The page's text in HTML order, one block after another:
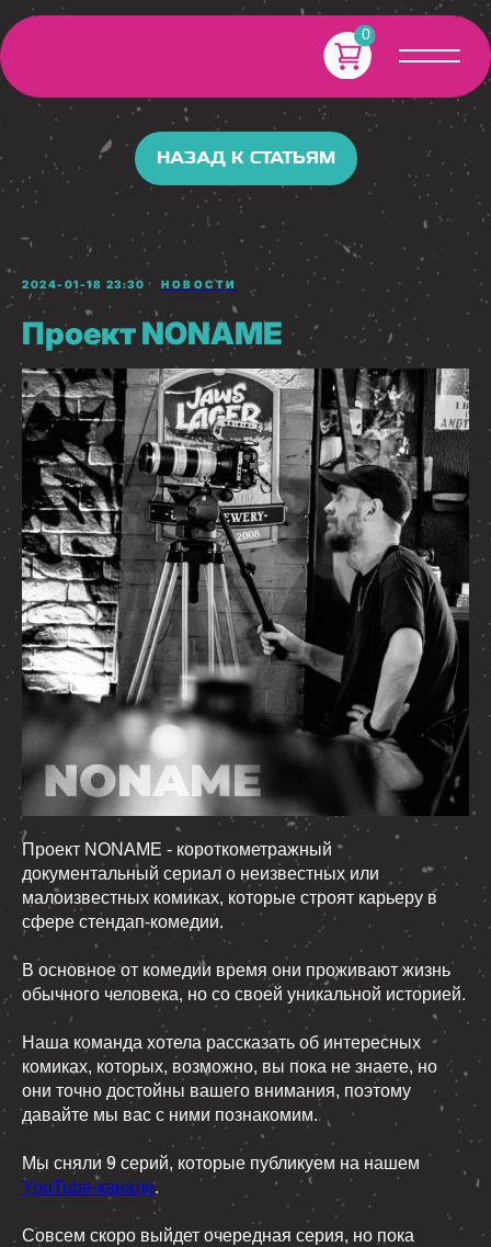
НАЗАД К СТАТЬЯМ
2024-01-18 23:30 НОВОСТИ
Проект NONAME
Проект NONAME - короткометражный
документальный сериал о неизвестных или
малоизвестных комиках, которые строят карьеру в
сфере стендап-комедии.
В основное от комедии время они проживают жизнь
обычного человека, но со своей уникальной историей.
Наша команда хотела рассказать об интересных
комиках, которых, возможно, вы пока не знаете, но
они точно достойны вашего внимания, поэтому
давайте мы вас с ними познакомим.
Мы сняли 9 серий, которые публикуем на нашем
YouTube-канале.
Совсем скоро выйдет очередная серия, но пока